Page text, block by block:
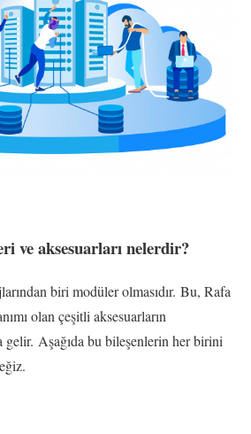
ve aksesuarları nelerdir?
biri modüler olmasıdır. Bu, Rafa
olan çeşitli aksesuarların
gelir. Aşağıda bu bileşenlerin her birini